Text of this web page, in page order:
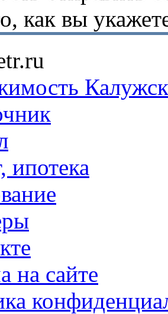
как вы
ипотека
на сайте